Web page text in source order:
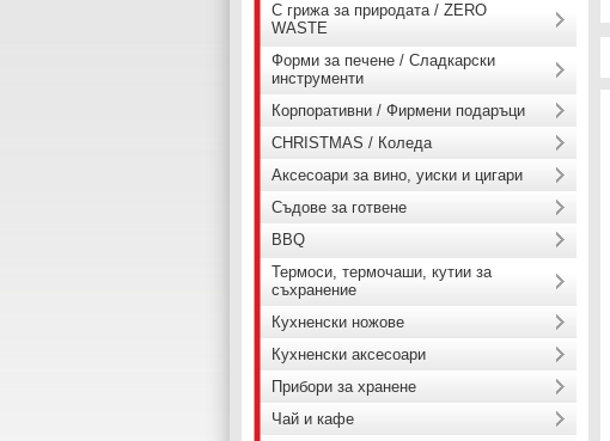
С грижа за природата / ZERO
WASTE
Форми за печене / Сладкарски
инструменти
Корпоративни / Фирмени подаръци
CHRISTMAS / Коледа
Аксесоари за вино, уиски и цигари
Съдове за готвене
BBQ
Термоси, термочаши, кутии за
съхранение
Кухненски ножове
Кухненски аксесоари
Прибори за хранене
Чай и кафе